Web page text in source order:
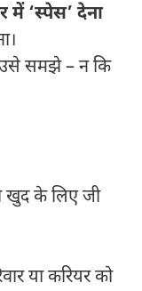
में ‘स्पेस’ देना
उसे समझे – न कि
खुद के लिए जी
या करियर को